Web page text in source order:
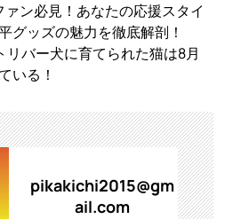
ァン必見！あなたの応援スタイ
グッズの魅力を徹底解剖！
リバー犬に育てられた猫は8月
いる！
pikakichi2015@gm
ail.com